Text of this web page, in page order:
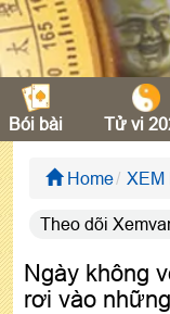
Bói bài Tử vi
Home XEM
Theo dõi
Ngày không
rơi vào